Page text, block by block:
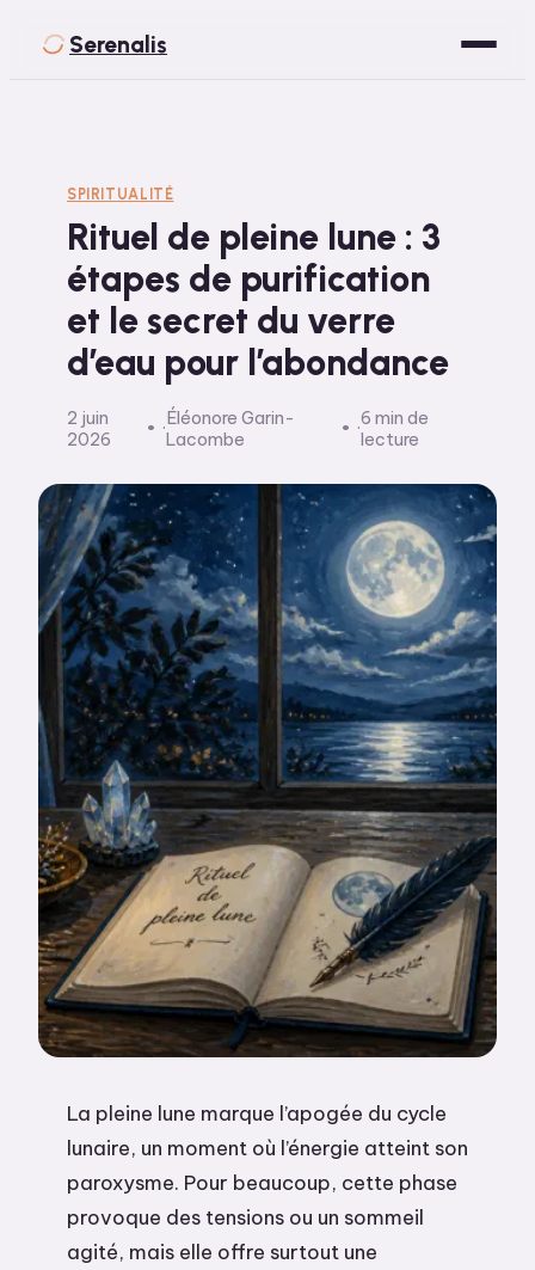
Serenalis
Bien-être
Développement Personnel
Spiritualité
Voyage
SPIRITUALITÉ
Rituel de pleine lune : 3
étapes de purification
et le secret du verre
d’eau pour l’abondance
2 juin
2026
·Éléonore Garin-
Lacombe
·6 min de
lecture
La pleine lune marque l’apogée du cycle
lunaire, un moment où l’énergie atteint son
paroxysme. Pour beaucoup, cette phase
provoque des tensions ou un sommeil
agité, mais elle offre surtout une